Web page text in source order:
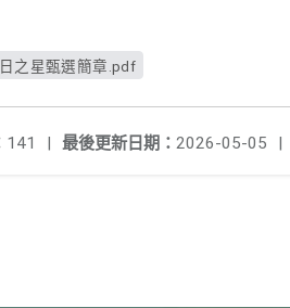
之星甄選簡章.pdf
最後更新日期： 2026-05-05 |
141 |